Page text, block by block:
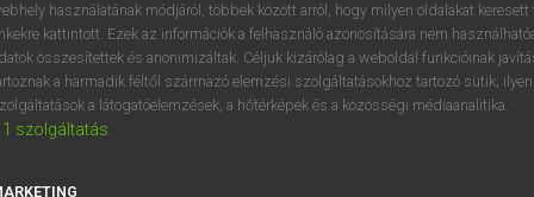
VAN ELŐFIZETÉSED?
megtekintéséhez.
használatának módjáról, többek között arról, hogy milyen oldalakat keresett
kattintott. Ezek az információk a felhasználó azonosítására nem
összesítettek és anonimizáltak. Céljuk kizárólag a weboldal funkcióinak
a harmadik féltől származó elemzési szolgáltatásokhoz tartozó sütik;
a látogatóelemzések, a hőtérképek és a közösségi médiaanalitika.
1 szolgáltatás
a s d f g h j k l é
í y x c v b n m , .